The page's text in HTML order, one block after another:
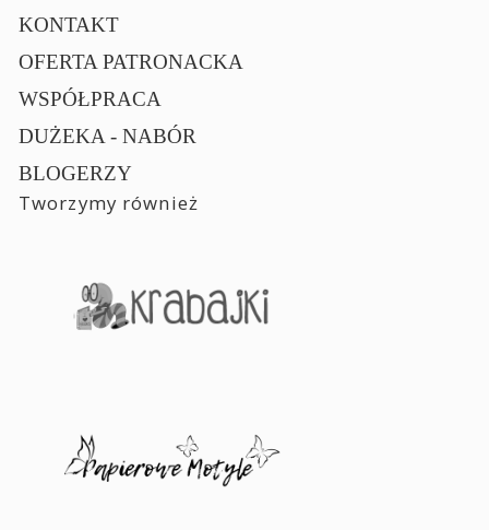
KONTAKT
OFERTA PATRONACKA
WSPÓŁPRACA
DUŻEKA - NABÓR
BLOGERZY
Tworzymy również